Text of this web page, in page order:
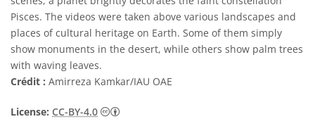
Pisces. The videos were taken above various landscapes and
places of cultural heritage on Earth. Some of them simply
show monuments in the desert, while others show palm trees
with waving leaves.
Crédit : Amirreza Kamkar/IAU OAE
License: CC-BY-4.0 Creative Commons (CC) Attribution 4.0